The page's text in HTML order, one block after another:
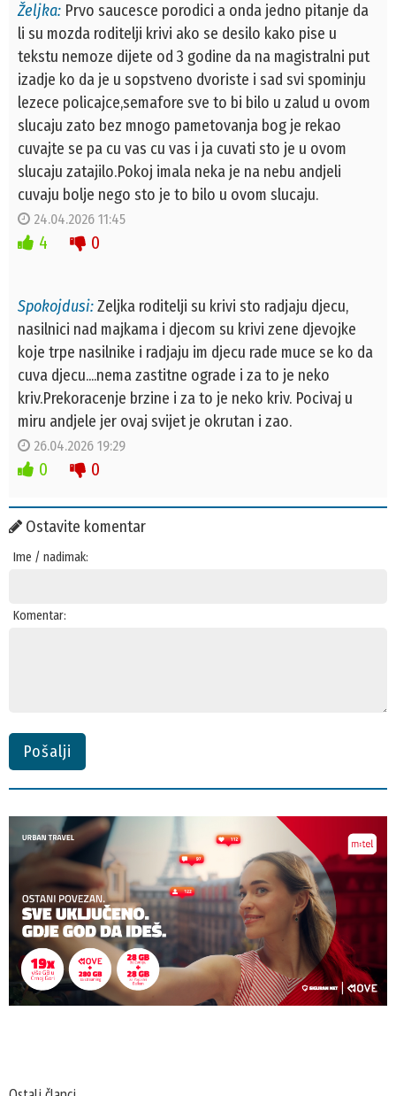
Željka: Prvo saucesce porodici a onda jedno pitanje da
li su mozda roditelji krivi ako se desilo kako pise u
tekstu nemoze dijete od 3 godine da na magistralni put
izadje ko da je u sopstveno dvoriste i sad svi spominju
lezece policajce,semafore sve to bi bilo u zalud u ovom
slucaju zato bez mnogo pametovanja bog je rekao
cuvajte se pa cu vas cu vas i ja cuvati sto je u ovom
slucaju zatajilo.Pokoj imala neka je na nebu andjeli
cuvaju bolje nego sto je to bilo u ovom slucaju.
24.04.2026 11:45
4 0
Spokojdusi:Zeljka roditelji su krivi sto radjaju djecu,
nasilnici nad majkama i djecom su krivi zene djevojke
koje trpe nasilnike i radjaju im djecu rade muce se ko da
cuva djecu....nema zastitne ograde i za to je neko
kriv.Prekoracenje brzine i za to je neko kriv. Pocivaj u
miru andjele jer ovaj svijet je okrutan i zao.
26.04.2026 19:29
0 0
Ostavite komentar
Ime / nadimak:
Komentar:
Pošalji